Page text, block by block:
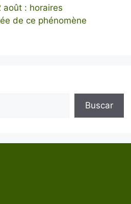
août : horaires
de ce phénomène
Buscar